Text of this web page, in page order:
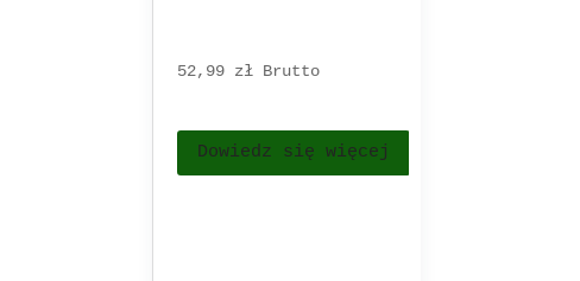
52,99 zł Brutto
Dowiedz się więcej